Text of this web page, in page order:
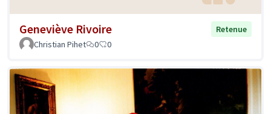
Geneviève Rivoire
Retenue
Christian Pihet
0 0